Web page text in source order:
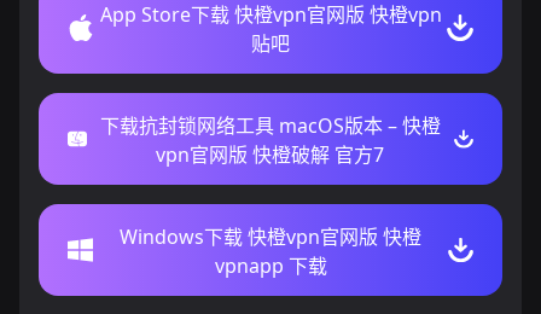
App Store下载 快橙vpn官网版 快橙vpn
贴吧
下载抗封锁网络工具 macOS版本 – 快橙
vpn官网版 快橙破解 官方7
Windows下载 快橙vpn官网版 快橙
vpnapp 下载